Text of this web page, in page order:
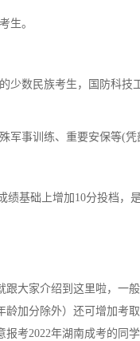
生。
数民族考生，国防科技
事训练、重要安保等(
基础上增加10分投档，
大家介绍到这里啦，一
加分除外）还可增加考
考2022年湖南成考的同